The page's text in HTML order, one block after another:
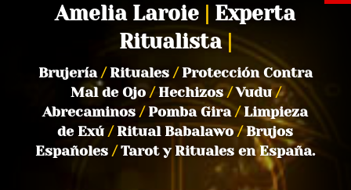
Amelia Laroie
Experta
Ritualista
Brujería /Rituales /Protección Contra
Mal de Ojo /Hechizos/Vudu/
Abrecaminos/Pomba Gira/Limpieza
de Exú/Ritual Babalawo/Brujos
Españoles/Tarot y Rituales en España.